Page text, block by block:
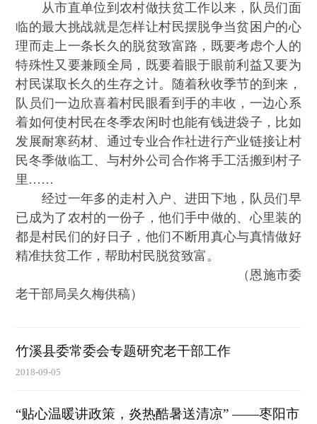
从市直单位到农村做扶贫工作以来，队员们面
临的最大挑战就是怎样让村民摆脱争当贫困户的心
理而走上一条长久的脱贫致富路，既要考虑个人的
特殊性又要兼顾全局，既要着眼于眼前利益又要为
村民谋取长久的生存之计。随着秋收季节的到来，
队员们一边欣喜着村民眼看到手的丰收，一边心系
着如何使村民在冬季农闲时也能有钱进袋子，比如
发展耐寒药材、通过专业合作社进行产业链接让村
民冬季做临工、与村外公司合作将手工活搬到村子
里……
经过一年多的走村入户、进田下地，队员们早
已成为了农村的一份子，他们手中做的、心里装的
都是村民们的好日子，他们不断用真心与真情做好
精准扶贫工作，帮助村民脱贫致富。
（恩施市委
老干部局吴久梅供稿）
竹溪县委常委会专题研究老干部工作
2018-09-05
“贴心温暖讲政策，炎热酷暑送清凉” ——枣阳市